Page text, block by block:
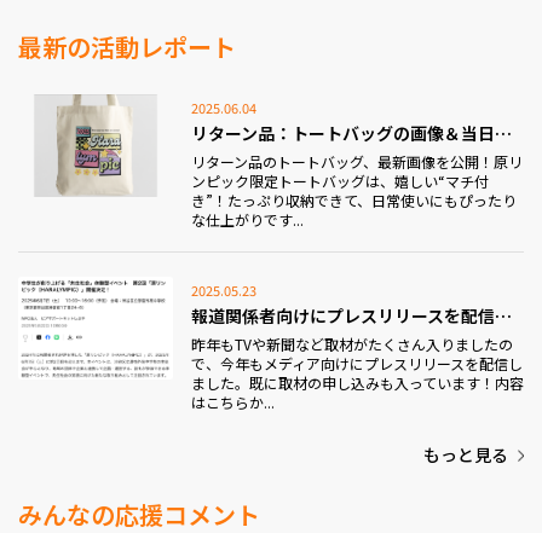
最新の活動レポート
2025.06.04
リターン品：トートバッグの画像＆当日の食事メニュー...
リターン品のトートバッグ、最新画像を公開！原リ
ンピック限定トートバッグは、嬉しい“マチ付
き”！たっぷり収納できて、日常使いにもぴったり
な仕上がりです...
2025.05.23
報道関係者向けにプレスリリースを配信しました！
昨年もTVや新聞など取材がたくさん入りましたの
で、今年もメディア向けにプレスリリースを配信し
ました。既に取材の申し込みも入っています！内容
はこちらか...
もっと見る
みんなの応援コメント